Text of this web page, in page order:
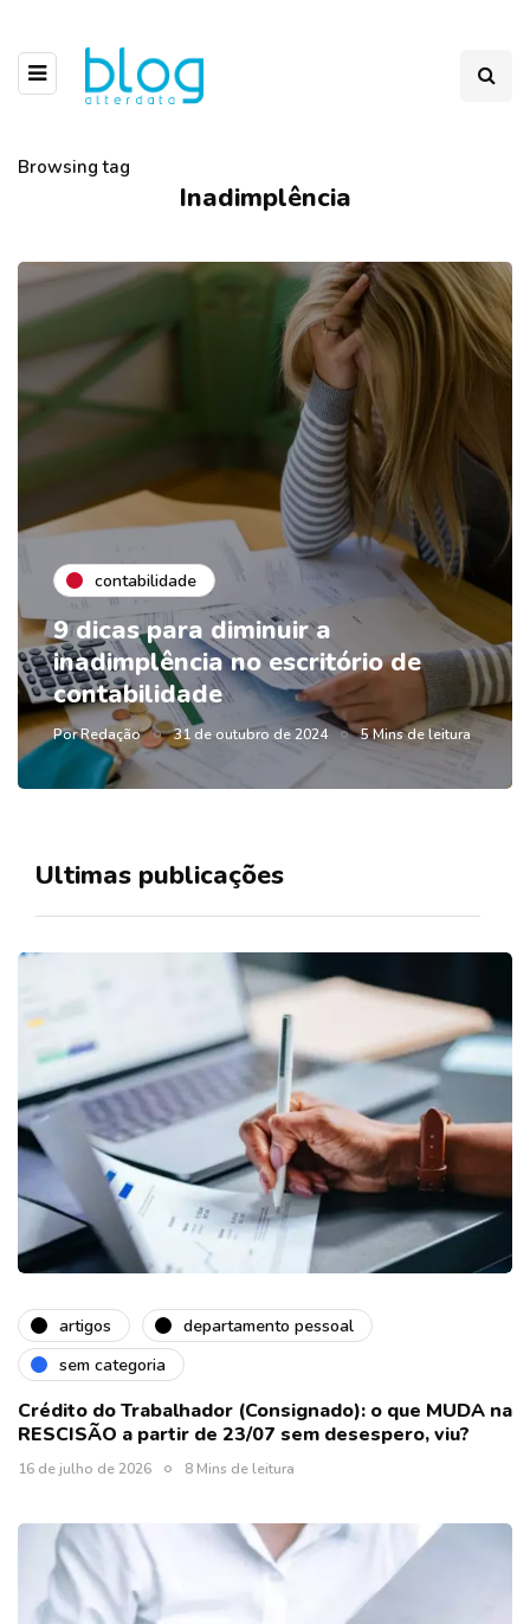
Browsing tag
Inadimplência
contabilidade
9 dicas para diminuir a
inadimplência no escritório de
contabilidade
PorRedação 31 de outubro de 2024 5 Mins de leitura
Ultimas publicações
artigos
departamento pessoal
sem categoria
Crédito do Trabalhador (Consignado): o que MUDA na
RESCISÃO a partir de 23/07 sem desespero, viu?
16 de julho de 2026 8 Mins de leitura